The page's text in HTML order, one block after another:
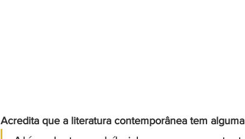
Acredita que a literatura contemporânea tem